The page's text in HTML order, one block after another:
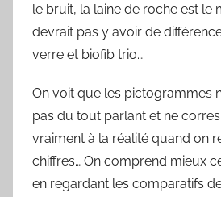
le bruit, la laine de roche est le
devrait pas y avoir de
verre et biofib trio…
On voit que les pictogrammes
pas du tout parlant et ne
vraiment à la réalité quand on
chiffres… On comprend mieux
en regardant les comparatifs